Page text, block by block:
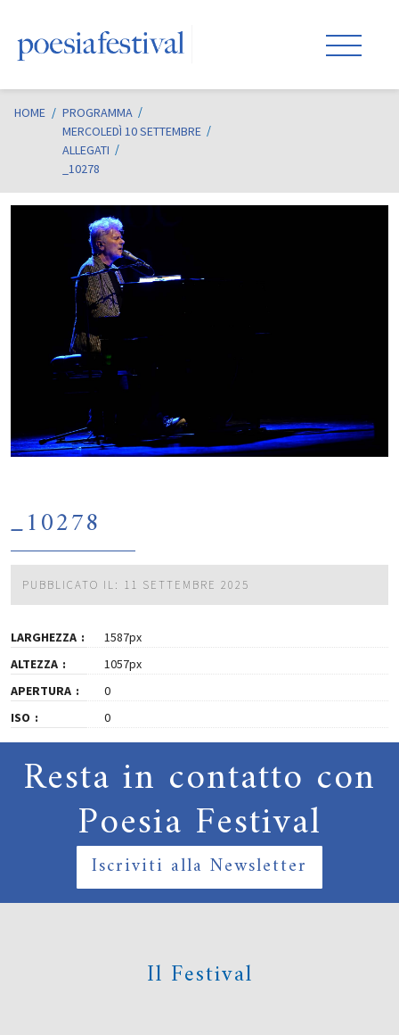
HOME / PROGRAMMA
MERCOLEDÌ 10 SETTEMBRE
ALLEGATI
_10278
_10278
PUBBLICATO IL: 11 SETTEMBRE 2025
LARGHEZZA
1587px
ALTEZZA
1057px
APERTURA
0
ISO
0
Resta in contatto con
Poesia Festival
Iscriviti alla Newsletter
Il Festival